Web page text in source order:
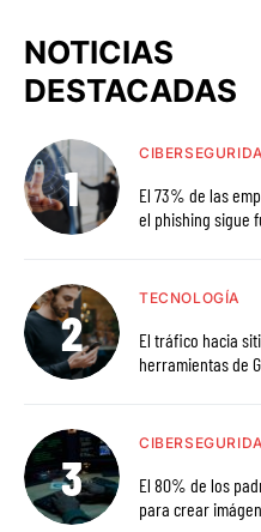
NOTICIAS
DESTACADAS
El 73% de las
el phishing sigue
TECNOLOGÍA
El tráfico hacia
herramientas de
El 80% de los
para crear